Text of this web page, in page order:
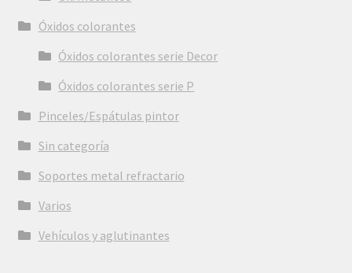
Óxidos colorantes
Óxidos colorantes serie Decor
Óxidos colorantes serie P
Pinceles/Espátulas pintor
Sin categoría
Soportes metal refractario
Varios
Vehículos y aglutinantes